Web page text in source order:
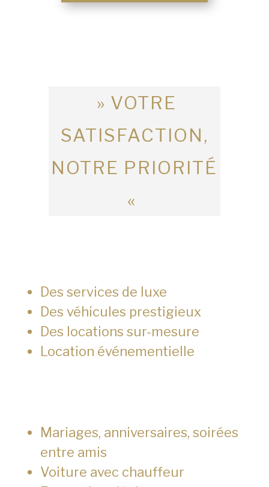
» VOTRE
SATISFACTION,
NOTRE PRIORITÉ
«
Des services de luxe
Des véhicules prestigieux
Des locations sur-mesure
Location événementielle
Mariages, anniversaires, soirées
entre amis
Voiture avec chauffeur